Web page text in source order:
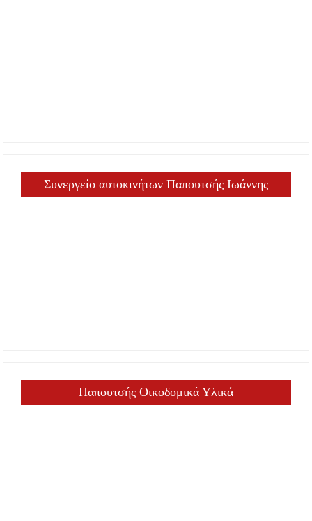
Συνεργείο αυτοκινήτων Παπουτσής Ιωάννης
Παπουτσής Οικοδομικά Υλικά